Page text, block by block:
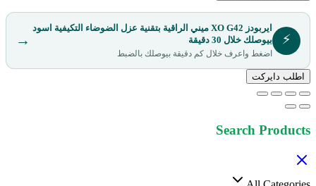
⚡
ايربودز XO G42 ميني الراقية بتقنية عزل الضوضاء التكيفية اسود
بيوصلك خلال 30 دقيقة
اضغط واعرف خلال كم دقيقة بيوصلك بالضبط
→
اطلب دايركت
Search Products